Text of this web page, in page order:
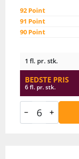
92 Point
91 Point
90 Point
1 fl. pr. stk.
BEDSTE PRIS
6 fl. pr. stk.